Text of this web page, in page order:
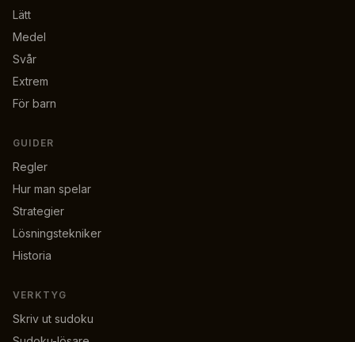
Lätt
Medel
Svår
Extrem
För barn
GUIDER
Regler
Hur man spelar
Strategier
Lösningstekniker
Historia
VERKTYG
Skriv ut sudoku